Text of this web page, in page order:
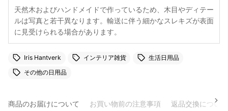
天然木およびハンドメイドで作っているため、木目やディテー
ルは写真と若干異なります。輸送に伴う細かなスレキズが表面
に見受けられる場合があります。
Iris Hantverk インテリア雑貨
生活日用品
その他の日用品
商品のお届けについて お買い物前の注意事項 返品交換について